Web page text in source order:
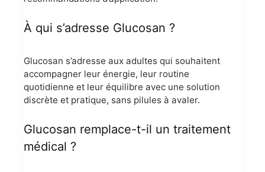
À qui s’adresse Glucosan ?
Glucosan s’adresse aux adultes qui souhaitent
accompagner leur énergie, leur routine
quotidienne et leur équilibre avec une solution
discrète et pratique, sans pilules à avaler.
Glucosan remplace-t-il un traitement
médical ?